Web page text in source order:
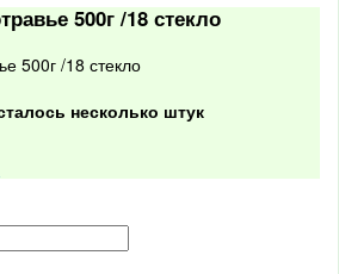
500г /18 стекло
500г /18 стекло
несколько штук